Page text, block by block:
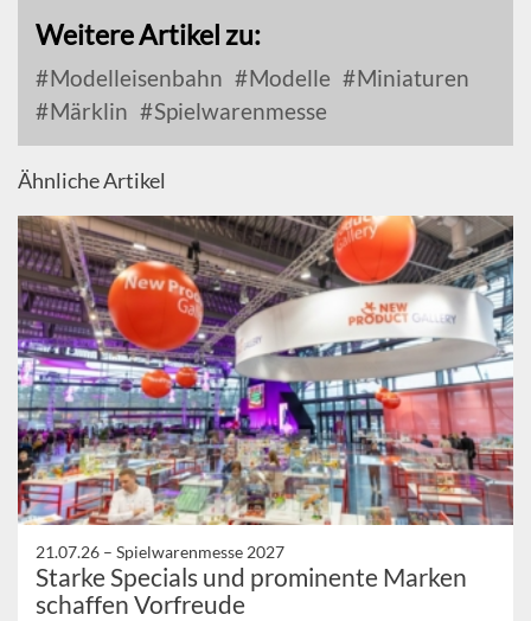
Weitere Artikel zu:
Modelleisenbahn Modelle
Miniaturen
Märklin
Spielwarenmesse
Ähnliche Artikel
21.07.26 – Spielwarenmesse 2027
Starke Specials und prominente Marken
schaffen Vorfreude